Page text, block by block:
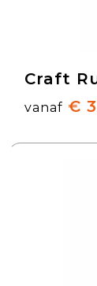
Craft
vanaf €